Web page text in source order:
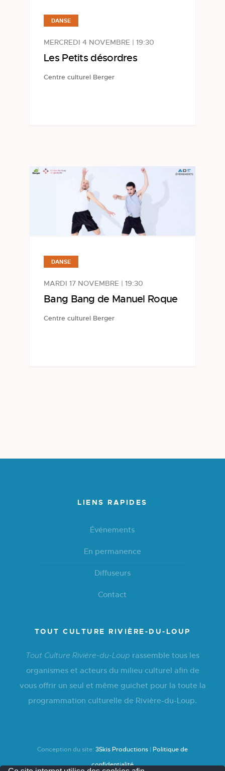
DANSE
MERCREDI 4 NOVEMBRE | 19:30
Les Petits désordres
Centre culturel Berger
DANSE
MARDI 17 NOVEMBRE | 19:30
Bang Bang de Manuel Roque
Centre culturel Berger
LIENS RAPIDES
Événements
En permanence
Diffuseurs
Contact
TOUT CULTURE RIVIÈRE-DU-LOUP
Tout Culture Rivière-du-Loup rassemble tous les
organismes et acteurs du milieu culturel afin de
vous offrir un seul et même guichet pour la toute la
programmation culturelle de Rivière-du-Loup.
Conception du site: 3Skis Productions | Politique de
confidentialité